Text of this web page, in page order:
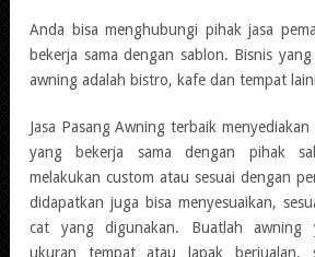
Anda bisa menghubungi pihak jasa
bekerja sama dengan sablon. Bisnis
awning adalah bistro, kafe dan tempat
Jasa Pasang Awning terbaik
yang bekerja sama dengan pihak
melakukan custom atau sesuai dengan
didapatkan juga bisa menyesuaikan,
cat yang digunakan. Buatlah awning
ukuran tempat atau lapak berjualan,